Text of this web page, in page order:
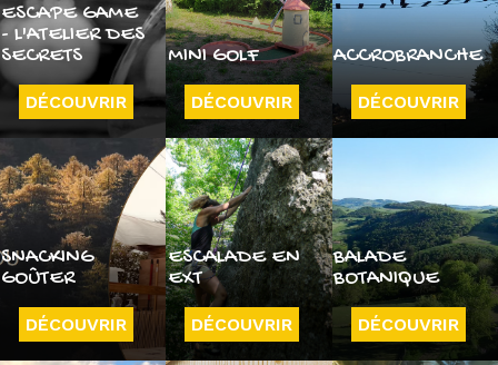
ESCAPE GAME
- L'ATELIER DES
SECRETS
DÉCOUVRIR
MINI GOLF
DÉCOUVRIR
ACCROBRANCHE
DÉCOUVRIR
SNACKING
GOÛTER
DÉCOUVRIR
ESCALADE EN
EXT
DÉCOUVRIR
BALADE
BOTANIQUE
DÉCOUVRIR